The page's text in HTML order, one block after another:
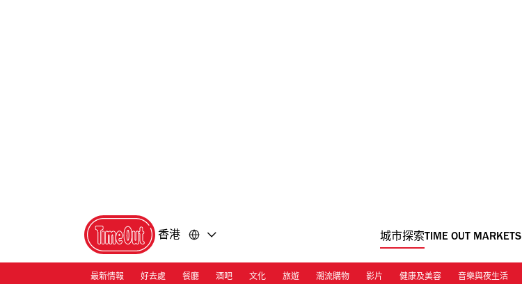
香港 城市探索TIME OUT MARKETS
最新情報 好去處 餐廳 酒吧 文化 旅遊 潮流購物 影片 健康及美容 音樂與夜生活